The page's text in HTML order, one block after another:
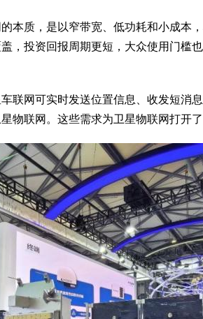
本质，是以窄带宽、低功耗和小成本
，投资回报周期更短，大众使用门槛
联网可实时发送位置信息、收发短消
物联网。这些需求为卫星物联网打开了